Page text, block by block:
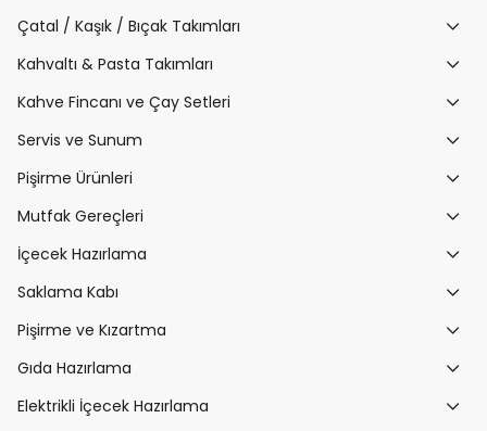
Çatal / Kaşık / Bıçak Takımları
Kahvaltı & Pasta Takımları
Kahve Fincanı ve Çay Setleri
Servis ve Sunum
Pişirme Ürünleri
Mutfak Gereçleri
İçecek Hazırlama
Saklama Kabı
Pişirme ve Kızartma
Gıda Hazırlama
Elektrikli İçecek Hazırlama